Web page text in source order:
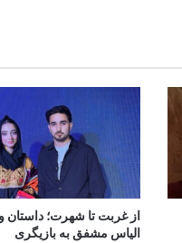
از غربت تا شهرت؛ داستان
الیاس مشفق به بازیگری